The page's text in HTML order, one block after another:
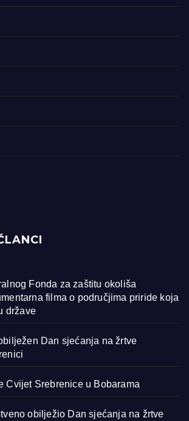
Fonda za zaštitu okoliša
filma o područjima priride koja
države
Dan sjećanja na žrtve
Cvijet Srebrenice u Bobarama
obilježio Dan sjećanja na žrtve